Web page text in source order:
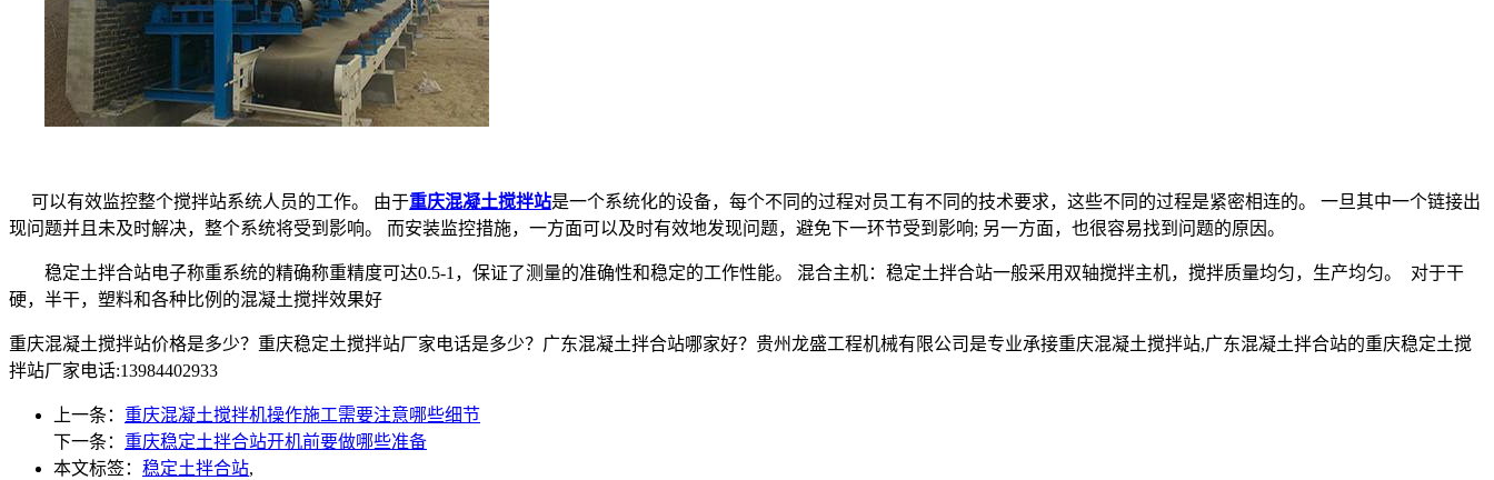
可以有效监控整个搅拌站系统人员的工作。 由于重庆混凝土搅拌站是一个系统化的设备，每个不同的过程对员工有不同的技术要求，这些不同的过程是紧密相连的。 一旦其中一个链接出
现问题并且未及时解决，整个系统将受到影响。 而安装监控措施，一方面可以及时有效地发现问题，避免下一环节受到影响; 另一方面，也很容易找到问题的原因。
稳定土拌合站电子称重系统的精确称重精度可达0.5-1，保证了测量的准确性和稳定的工作性能。 混合主机：稳定土拌合站一般采用双轴搅拌主机，搅拌质量均匀，生产均匀。 对于干
硬，半干，塑料和各种比例的混凝土搅拌效果好
重庆混凝土搅拌站价格是多少？重庆稳定土搅拌站厂家电话是多少？广东混凝土拌合站哪家好？贵州龙盛工程机械有限公司是专业承接重庆混凝土搅拌站,广东混凝土拌合站的重庆稳定土搅
拌站厂家电话:13984402933
上一条： 重庆混凝土搅拌机操作施工需要注意哪些细节
下一条： 重庆稳定土拌合站开机前要做哪些准备
本文标签： 稳定土拌合站,